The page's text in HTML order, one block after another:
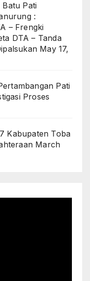
Batu Pati
:
– Frengki
DTA – Tanda
May 17,
Pati
Proses
Kabupaten Toba
March